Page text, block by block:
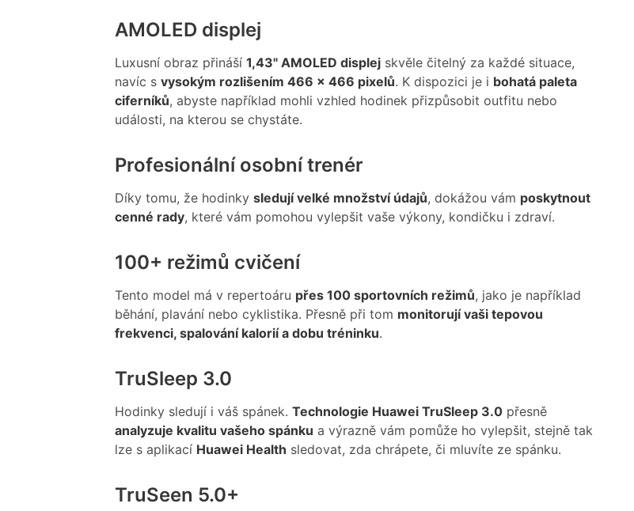
AMOLED displej
Luxusní obraz přináší 1,43" AMOLED displej skvěle čitelný za každé situace,
navíc s vysokým rozlišením 466 × 466 pixelů. K dispozici je i bohatá paleta
ciferníků, abyste například mohli vzhled hodinek přizpůsobit outfitu nebo
události, na kterou se chystáte.
Profesionální osobní trenér
Díky tomu, že hodinky sledují velké množství údajů, dokážou vám poskytnout
cenné rady, které vám pomohou vylepšit vaše výkony, kondičku i zdraví.
100+ režimů cvičení
Tento model má v repertoáru přes 100 sportovních režimů, jako je například
běhání, plavání nebo cyklistika. Přesně při tom monitorují vaši tepovou
frekvenci, spalování kalorií a dobu tréninku.
TruSleep 3.0
Hodinky sledují i váš spánek. Technologie Huawei TruSleep 3.0 přesně
analyzuje kvalitu vašeho spánku a výrazně vám pomůže ho vylepšit, stejně tak
lze s aplikací Huawei Health sledovat, zda chrápete, či mluvíte ze spánku.
TruSeen 5.0+